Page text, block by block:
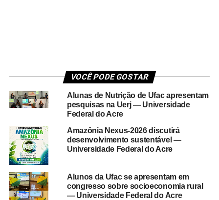
VOCÊ PODE GOSTAR
Alunas de Nutrição de Ufac apresentam
pesquisas na Uerj — Universidade
Federal do Acre
Amazônia Nexus-2026 discutirá
desenvolvimento sustentável —
Universidade Federal do Acre
Alunos da Ufac se apresentam em
congresso sobre socioeconomia rural
— Universidade Federal do Acre